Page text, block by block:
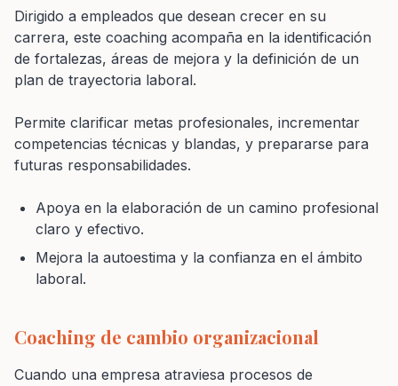
Dirigido a empleados que desean crecer en su
carrera, este coaching acompaña en la identificación
de fortalezas, áreas de mejora y la definición de un
plan de trayectoria laboral.
Permite clarificar metas profesionales, incrementar
competencias técnicas y blandas, y prepararse para
futuras responsabilidades.
Apoya en la elaboración de un camino profesional
claro y efectivo.
Mejora la autoestima y la confianza en el ámbito
laboral.
Coaching de cambio organizacional
Cuando una empresa atraviesa procesos de